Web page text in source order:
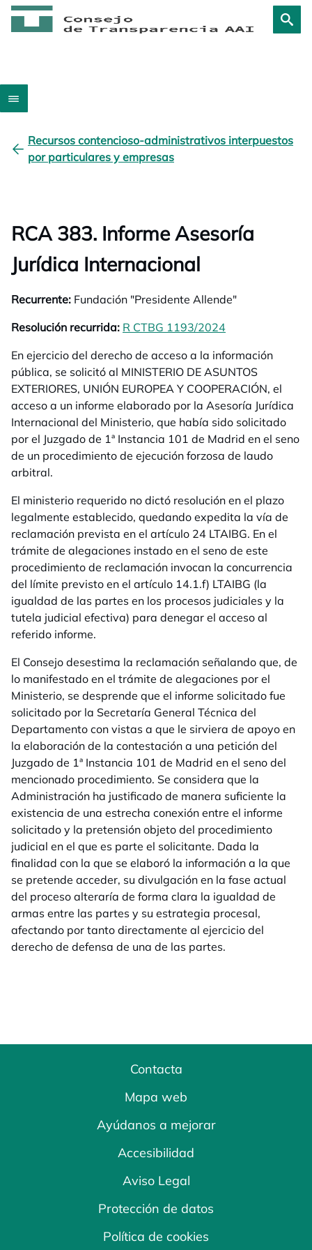
Recursos contencioso-administrativos interpuestos
por particulares y empresas
RCA 383. Informe Asesoría
Jurídica Internacional
Recurrente: Fundación "Presidente Allende"
Resolución recurrida: R CTBG 1193/2024
En ejercicio del derecho de acceso a la información
pública, se solicitó al MINISTERIO DE ASUNTOS
EXTERIORES, UNIÓN EUROPEA Y COOPERACIÓN, el
acceso a un informe elaborado por la Asesoría Jurídica
Internacional del Ministerio, que había sido solicitado
por el Juzgado de 1ª Instancia 101 de Madrid en el seno
de un procedimiento de ejecución forzosa de laudo
arbitral.
El ministerio requerido no dictó resolución en el plazo
legalmente establecido, quedando expedita la vía de
reclamación prevista en el artículo 24 LTAIBG. En el
trámite de alegaciones instado en el seno de este
procedimiento de reclamación invocan la concurrencia
del límite previsto en el artículo 14.1.f) LTAIBG (la
igualdad de las partes en los procesos judiciales y la
tutela judicial efectiva) para denegar el acceso al
referido informe.
El Consejo desestima la reclamación señalando que, de
lo manifestado en el trámite de alegaciones por el
Ministerio, se desprende que el informe solicitado fue
solicitado por la Secretaría General Técnica del
Departamento con vistas a que le sirviera de apoyo en
la elaboración de la contestación a una petición del
Juzgado de 1ª Instancia 101 de Madrid en el seno del
mencionado procedimiento. Se considera que la
Administración ha justificado de manera suficiente la
existencia de una estrecha conexión entre el informe
solicitado y la pretensión objeto del procedimiento
judicial en el que es parte el solicitante. Dada la
finalidad con la que se elaboró la información a la que
se pretende acceder, su divulgación en la fase actual
del proceso alteraría de forma clara la igualdad de
armas entre las partes y su estrategia procesal,
afectando por tanto directamente al ejercicio del
derecho de defensa de una de las partes.
Contacta
Mapa web
Ayúdanos a mejorar
Accesibilidad
Aviso Legal
Protección de datos
Política de cookies